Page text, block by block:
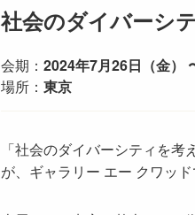
社会のダイバーシ
会期： 2024年7月26日（金）
場所： 東京
「社会のダイバーシティを考
が、ギャラリー エー クワッド